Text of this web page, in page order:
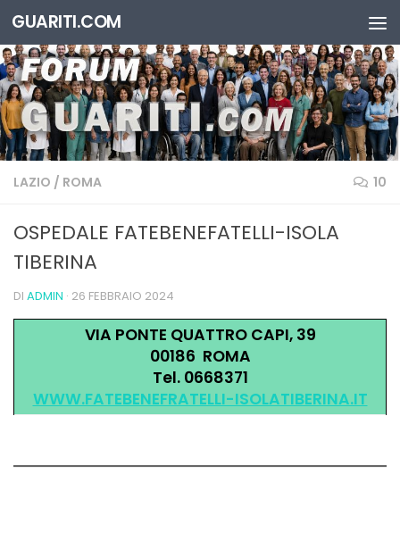
Salta al contenuto
GUARITI.COM
LAZIO / ROMA 10
OSPEDALE FATEBENEFATELLI-ISOLA
TIBERINA
DI ADMIN · 26 FEBBRAIO 2024
VIA PONTE QUATTRO CAPI, 39
00186 ROMA
Tel. 0668371
WWW.FATEBENEFRATELLI-ISOLATIBERINA.IT